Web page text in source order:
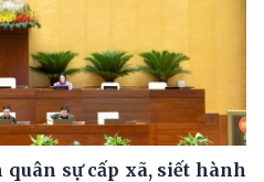
sự cấp xã, siết hành